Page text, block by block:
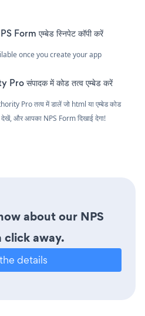
Form एम्बेड स्निपेट कॉपी करें
once you create your app
संपादक में कोड तत्व एम्बेड करें
Pro तत्व में डालें जो html या एम्बेड कोड
देखें, और आपका NPS Form दिखाई देगा!
about our NPS
click away.
details